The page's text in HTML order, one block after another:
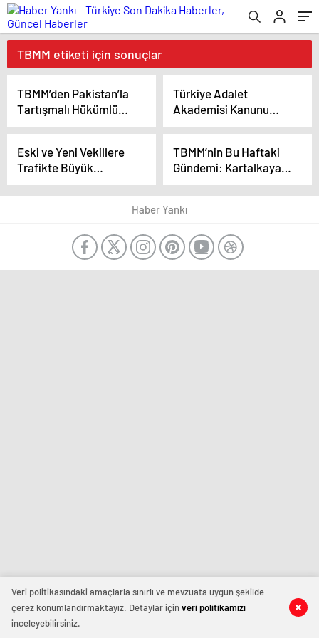
TBMM etiketi için sonuçlar
TBMM’den Pakistan’la
Tartışmalı Hükümlü
Nakli Anlaşmasına
Türkiye Adalet
Akademisi Kanunu
Teklifi’nin İlk 17
Geçti! Adalet
Sisteminde Yeni
Dönem Başlıyor!
Eski ve Yeni Vekillere
Trafikte Büyük
Ayrıcalık!
TBMM’nin Bu Haftaki
Gündemi: Kartalkaya
Yangını ve Ekonomik
Düzenlemeler
Haber Yankı
Veri politikasındaki amaçlarla sınırlı ve mevzuata uygun şekilde
çerez konumlandırmaktayız. Detaylar içinveri politikamızı
inceleyebilirsiniz.